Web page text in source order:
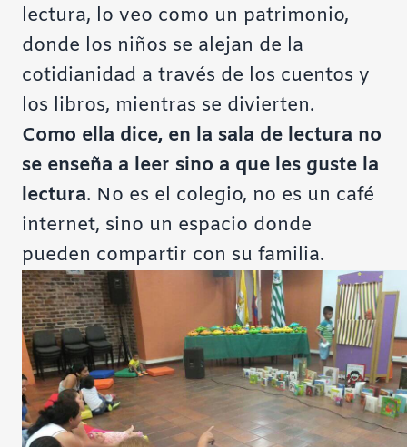
lectura, lo veo como un patrimonio,
donde los niños se alejan de la
cotidianidad a través de los cuentos y
los libros, mientras se divierten.
Como ella dice, en la sala de lectura no
se enseña a leer sino a que les guste la
lectura. No es el colegio, no es un café
internet, sino un espacio donde
pueden compartir con su familia.